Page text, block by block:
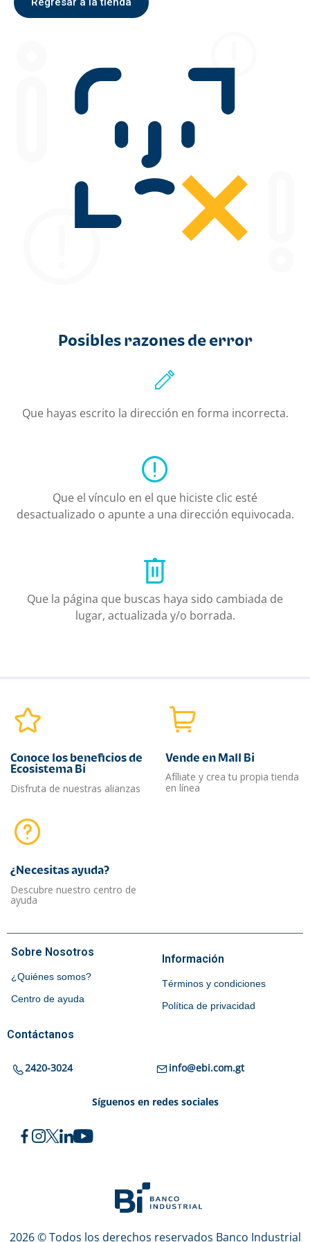
Posibles razones de error
Que hayas escrito la dirección en forma incorrecta.
Que el vínculo en el que hiciste clic esté
desactualizado o apunte a una dirección equivocada.
Que la página que buscas haya sido cambiada de
lugar, actualizada y/o borrada.
Conoce los beneficios de
Ecosistema Bi
Disfruta de nuestras alianzas
Vende en Mall Bi
Afíliate y crea tu propia tienda
en línea
¿Necesitas ayuda?​
Descubre nuestro centro de
ayuda
Sobre Nosotros
¿Quiénes somos?
Centro de ayuda
Información
Términos y condiciones
Política de privacidad
Contáctanos
2420-3024 info@ebi.com.gt
Síguenos en redes sociales
2026 © Todos los derechos reservados Banco Industrial